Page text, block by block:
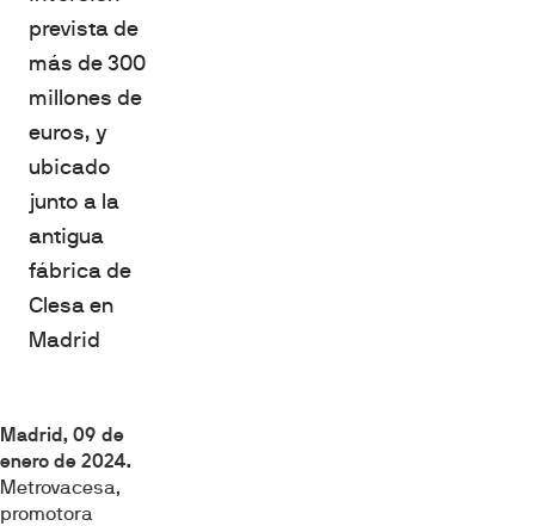
prevista de
más de 300
millones de
euros, y
ubicado
junto a la
antigua
fábrica de
Clesa en
Madrid
Madrid, 09 de
enero de 2024.
Metrovacesa,
promotora